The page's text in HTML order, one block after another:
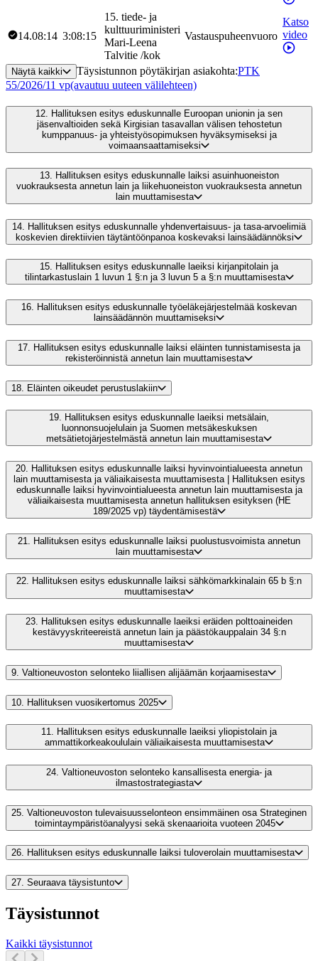
14.08:14 3:08:15
15. tiede- ja
kulttuuriministeri
Mari-Leena
Talvitie /kok
Vastauspuheenvuoro
Katso
video
Näytä kaikki Täysistunnon pöytäkirjan asiakohta:PTK
55/2026/11 vp(avautuu uuteen välilehteen)
12. Hallituksen esitys eduskunnalle Euroopan unionin ja sen
jäsenvaltioiden sekä Kirgisian tasavallan välisen tehostetun
kumppanuus- ja yhteistyösopimuksen hyväksymiseksi ja
voimaansaattamiseksi
13.
Hallituksen esitys eduskunnalle laiksi asuinhuoneiston
vuokrauksesta annetun lain ja liikehuoneiston vuokrauksesta annetun
lain muuttamisesta
14. Hallituksen esitys eduskunnalle yhdenvertaisuus- ja tasa-arvoelimiä
koskevien direktiivien täytäntöönpanoa koskevaksi lainsäädännöksi
15. Hallituksen esitys eduskunnalle laeiksi kirjanpitolain ja
tilintarkastuslain 1 luvun 1 §:n ja 3 luvun 5 a §:n muuttamisesta
16. Hallituksen esitys eduskunnalle työeläkejärjestelmää koskevan
lainsäädännön muuttamiseksi
17.
Hallituksen esitys eduskunnalle laiksi eläinten tunnistamisesta ja
rekisteröinnistä annetun lain muuttamisesta
18. Eläinten oikeudet perustuslakiin
19. Hallituksen esitys eduskunnalle laeiksi metsälain,
luonnonsuojelulain ja Suomen metsäkeskuksen
metsätietojärjestelmästä annetun lain muuttamisesta
20.
Hallituksen esitys eduskunnalle laiksi hyvinvointialueesta annetun
lain muuttamisesta ja väliaikaisesta muuttamisesta | Hallituksen esitys
eduskunnalle laiksi hyvinvointialueesta annetun lain muuttamisesta ja
väliaikaisesta muuttamisesta annetun hallituksen esityksen (HE
189/2025 vp) täydentämisestä
21.
Hallituksen esitys eduskunnalle laiksi puolustusvoimista annetun
lain muuttamisesta
22. Hallituksen esitys eduskunnalle laiksi sähkömarkkinalain 65 b §:n
muuttamisesta
23. Hallituksen esitys eduskunnalle laeiksi eräiden polttoaineiden
kestävyyskriteereistä annetun lain ja päästökauppalain 34 §:n
muuttamisesta
9. Valtioneuvoston selonteko liiallisen alijäämän korjaamisesta
10. Hallituksen vuosikertomus 2025
11. Hallituksen esitys eduskunnalle laeiksi yliopistolain ja
ammattikorkeakoululain väliaikaisesta muuttamisesta
24. Valtioneuvoston selonteko kansallisesta energia- ja
ilmastostrategiasta
25. Valtioneuvoston tulevaisuusselonteon ensimmäinen osa Strateginen
toimintaympäristöanalyysi sekä skenaarioita vuoteen 2045
26. Hallituksen esitys eduskunnalle laiksi tuloverolain muuttamisesta
27. Seuraava täysistunto
Täysistunnot
Kaikki täysistunnot